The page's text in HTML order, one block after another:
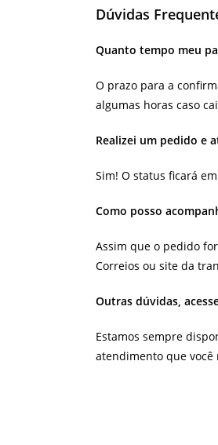
Dúvidas
Quanto tempo meu
O prazo para a
algumas horas caso
Realizei um pedido e
Sim! O status ficará
Como posso
Assim que o pedido
Correios ou site da
Outras dúvidas,
Estamos sempre
atendimento que você